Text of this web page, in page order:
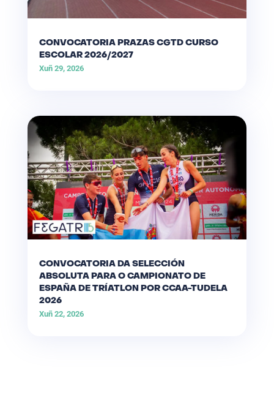
CONVOCATORIA PRAZAS CGTD CURSO
ESCOLAR 2026/2027
Xuñ 29, 2026
CONVOCATORIA DA SELECCIÓN
ABSOLUTA PARA O CAMPIONATO DE
ESPAÑA DE TRÍATLON POR CCAA-TUDELA
2026
Xuñ 22, 2026